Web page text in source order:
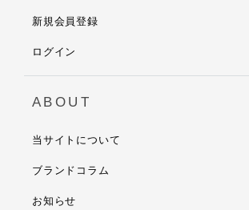
新規会員登録
ログイン
ABOUT
当サイトについて
ブランドコラム
お知らせ